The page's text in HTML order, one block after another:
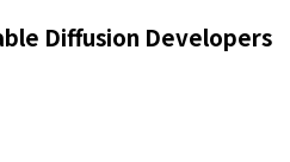
Diffusion Developers